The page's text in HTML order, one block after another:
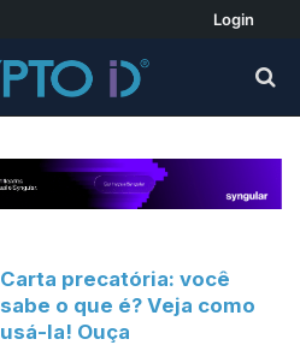
Login
Carta precatória: você
sabe o que é? Veja como
usá-la! Ouça